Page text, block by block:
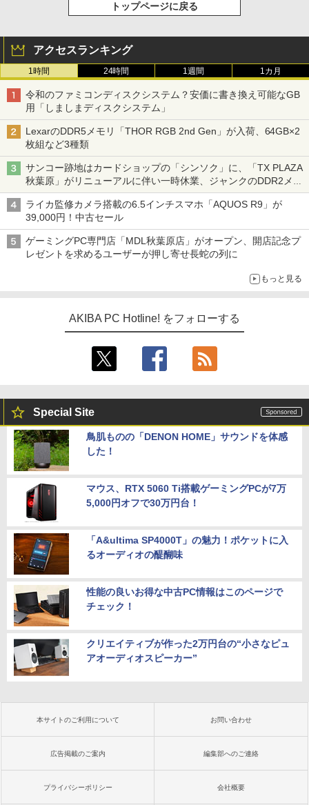
トップページに戻る
アクセスランキング
1時間 24時間 1週間 1カ月
令和のファミコンディスクシステム？安価に書き換え可能なGB
用「しましまディスクシステム」
LexarのDDR5メモリ「THOR RGB 2nd Gen」が入荷、64GB×2
枚組など3種類
サンコー跡地はカードショップの「シンソク」に、「TX PLAZA
秋葉原」がリニューアルに伴い一時休業、ジャンクのDDR2メモ
リが100円で販売など～ 最近の秋葉原 ～
ライカ監修カメラ搭載の6.5インチスマホ「AQUOS R9」が
39,000円！中古セール
ゲーミングPC専門店「MDL秋葉原店」がオープン、開店記念プ
レゼントを求めるユーザーが押し寄せ長蛇の列に
もっと見る
AKIBA PC Hotline! をフォローする
Special Site
鳥肌ものの「DENON HOME」サウンドを体感
した！
マウス、RTX 5060 Ti搭載ゲーミングPCが7万
5,000円オフで30万円台！
「A&ultima SP4000T」の魅力！ポケットに入
るオーディオの醍醐味
性能の良いお得な中古PC情報はこのページで
チェック！
クリエイティブが作った2万円台の“小さなピュ
アオーディオスピーカー”
本サイトのご利用について お問い合わせ
広告掲載のご案内 編集部へのご連絡
プライバシーポリシー 会社概要